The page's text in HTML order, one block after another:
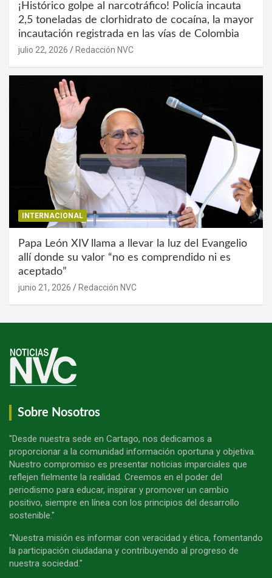
¡Histórico golpe al narcotráfico! Policía incauta
2,5 toneladas de clorhidrato de cocaína, la mayor
incautación registrada en las vías de Colombia
julio 22, 2026 Redacción NVC
INTERNACIONAL
Papa León XIV llama a llevar la luz del Evangelio
allí donde su valor “no es comprendido ni es
aceptado”
junio 21, 2026 Redacción NVC
Sobre Nosotros
"Desde nuestra sede en Cartago, nos dedicamos a
proporcionar a la comunidad información oportuna y objetiva.
Nuestro compromiso es presentar noticias imparciales que
reflejen fielmente la realidad. Creemos en el poder del
periodismo para educar, inspirar y promover un cambio
positivo, siempre en línea con los principios del desarrollo
sostenible."
"Nuestra misión es informar con veracidad y ética, fomentando
la participación ciudadana y contribuyendo al progreso de
nuestra sociedad."